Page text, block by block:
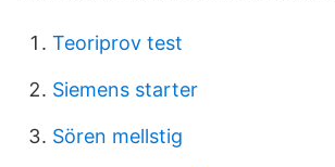
Teoriprov test
Siemens starter
Sören mellstig